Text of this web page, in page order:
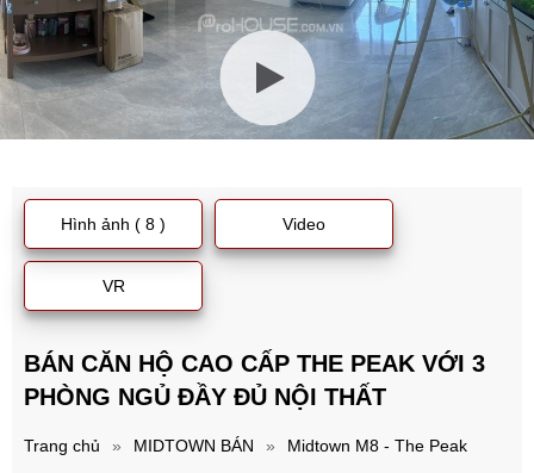
Hình ảnh ( 8 ) Video
VR
BÁN CĂN HỘ CAO CẤP THE PEAK VỚI 3
PHÒNG NGỦ ĐẦY ĐỦ NỘI THẤT
Trang chủ » MIDTOWN BÁN » Midtown M8 - The Peak